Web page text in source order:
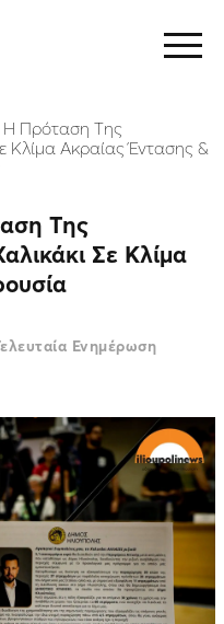
Η Πρόταση Της
Κλίμα Ακραίας Έντασης &
Της
Σε Κλίμα
Ενημέρωση